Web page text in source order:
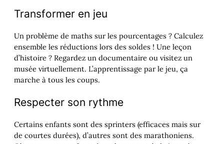
Transformer en jeu
Un problème de maths sur les pourcentages ? Calculez
ensemble les réductions lors des soldes ! Une leçon
d’histoire ? Regardez un documentaire ou visitez un
musée virtuellement. L’apprentissage par le jeu, ça
marche à tous les coups.
Respecter son rythme
Certains enfants sont des sprinters (efficaces mais sur
de courtes durées), d’autres sont des marathoniens.